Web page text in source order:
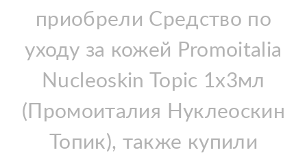
приобрели Средство по
уходу за кожей Promoitalia
Nucleoskin Topic 1х3мл
(Промоиталия Нуклеоскин
Топик), также купили